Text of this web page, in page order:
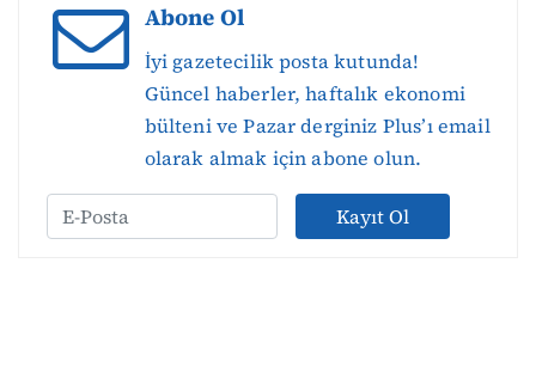
Abone Ol
İyi gazetecilik posta kutunda!
Güncel haberler, haftalık ekonomi
bülteni ve Pazar derginiz Plus’ı email
olarak almak için abone olun.
Kayıt Ol